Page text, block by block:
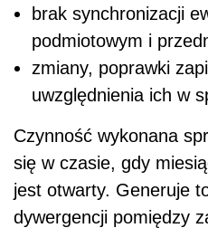
brak synchronizacji
podmiotowym i
zmiany, poprawki
uwzględnienia ich w
Czynność wykonana
się w czasie, gdy
jest otwarty. Generuje
dywergencji pomiędzy